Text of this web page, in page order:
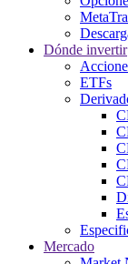
Dónde invertir
ETFs
Mercado